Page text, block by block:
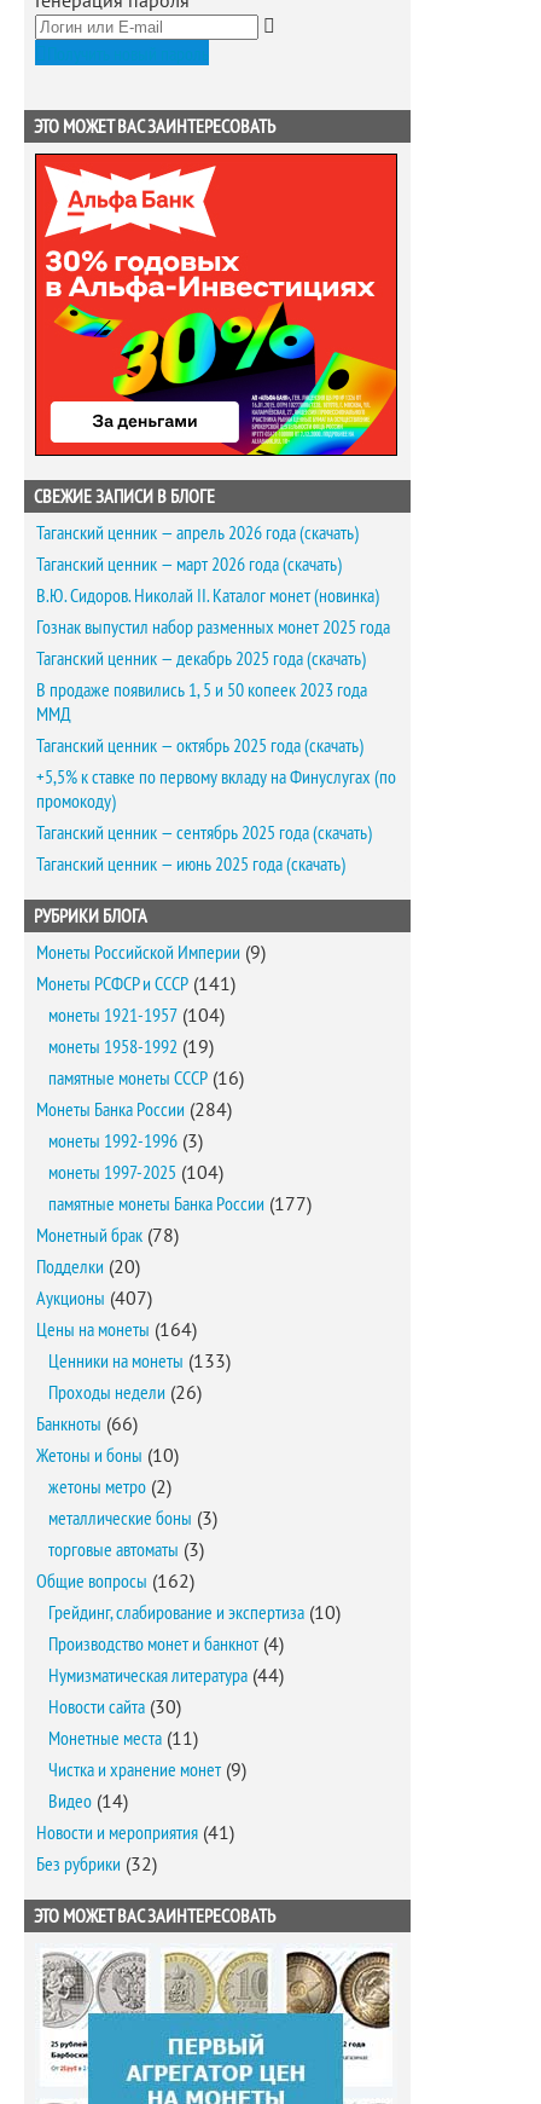
ЭТО МОЖЕТ ВАС ЗАИНТЕРЕСОВАТЬ
СВЕЖИЕ ЗАПИСИ В БЛОГЕ
Таганский ценник — апрель 2026 года (скачать)
Таганский ценник — март 2026 года (скачать)
В.Ю. Сидоров. Николай II. Каталог монет (новинка)
Гознак выпустил набор разменных монет 2025 года
Таганский ценник — декабрь 2025 года (скачать)
В продаже появились 1, 5 и 50 копеек 2023 года
ММД
Таганский ценник — октябрь 2025 года (скачать)
+5,5% к ставке по первому вкладу на Финуслугах (по
промокоду)
Таганский ценник — сентябрь 2025 года (скачать)
Таганский ценник — июнь 2025 года (скачать)
РУБРИКИ БЛОГА
Монеты Российской Империи (9)
Монеты РСФСР и СССР (141)
монеты 1921-1957 (104)
монеты 1958-1992 (19)
памятные монеты СССР (16)
Монеты Банка России (284)
монеты 1992-1996 (3)
монеты 1997-2025 (104)
памятные монеты Банка России (177)
Монетный брак (78)
Подделки (20)
Аукционы (407)
Цены на монеты (164)
Ценники на монеты (133)
Проходы недели (26)
Банкноты (66)
Жетоны и боны (10)
жетоны метро (2)
металлические боны (3)
торговые автоматы (3)
Общие вопросы (162)
Грейдинг, слабирование и экспертиза (10)
Производство монет и банкнот(4)
Нумизматическая литература (44)
Новости сайта (30)
Монетные места (11)
Чистка и хранение монет(9)
Видео (14)
Новости и мероприятия (41)
Без рубрики (32)
ЭТО МОЖЕТ ВАС ЗАИНТЕРЕСОВАТЬ